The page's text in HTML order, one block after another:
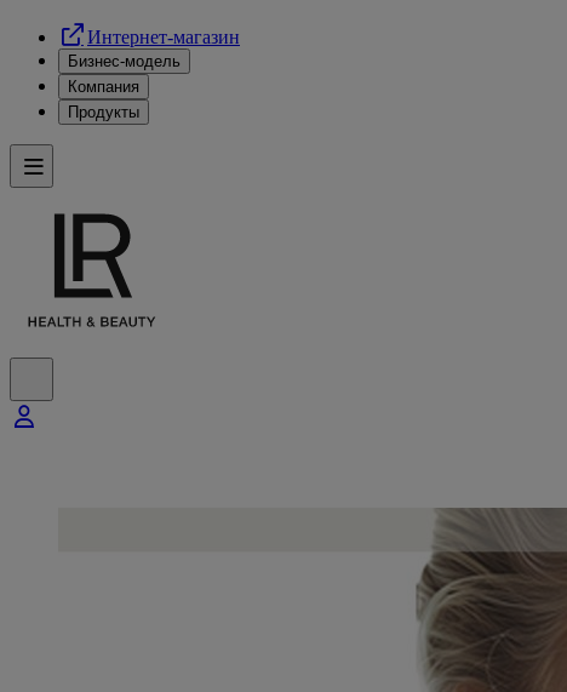
Интернет-магазин
Бизнес-модель
Компания
Продукты